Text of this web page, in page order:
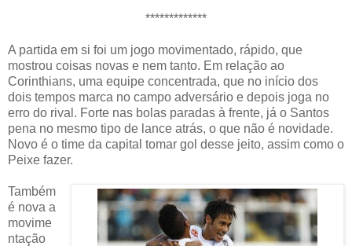
*************
A partida em si foi um jogo movimentado, rápido, que
mostrou coisas novas e nem tanto. Em relação ao
Corinthians, uma equipe concentrada, que no início dos
dois tempos marca no campo adversário e depois joga no
erro do rival. Forte nas bolas paradas à frente, já o Santos
pena no mesmo tipo de lance atrás, o que não é novidade.
Novo é o time da capital tomar gol desse jeito, assim como o
Peixe fazer.
Também
é nova a
movime
ntação